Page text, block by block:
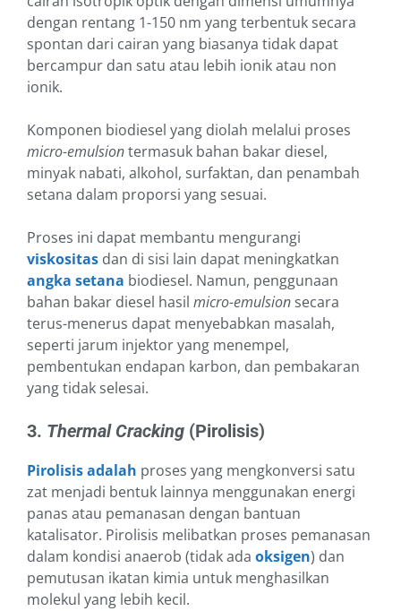
dengan rentang 1-150 nm yang terbentuk secara
spontan dari cairan yang biasanya tidak dapat
bercampur dan satu atau lebih ionik atau non
ionik.
Komponen biodiesel yang diolah melalui proses
micro-emulsiontermasuk bahan bakar diesel,
minyak nabati, alkohol, surfaktan, dan penambah
setana dalam proporsi yang sesuai.
Proses ini dapat membantu mengurangi
viskositas dan di sisi lain dapat meningkatkan
angka setana biodiesel. Namun, penggunaan
bahan bakar diesel hasil micro-emulsion secara
terus-menerus dapat menyebabkan masalah,
seperti jarum injektor yang menempel,
pembentukan endapan karbon, dan pembakaran
yang tidak selesai.
3. Thermal Cracking (Pirolisis)
Pirolisis adalah proses yang mengkonversi satu
zat menjadi bentuk lainnya menggunakan energi
panas atau pemanasan dengan bantuan
katalisator. Pirolisis melibatkan proses pemanasan
dalam kondisi anaerob (tidak ada oksigen) dan
pemutusan ikatan kimia untuk menghasilkan
molekul yang lebih kecil.